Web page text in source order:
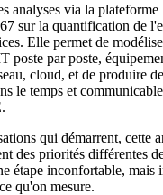
analyses via la
sur la quantification de
Elle permet de
poste par poste,
cloud, et de produire
le temps et
qui démarrent, cette
des priorités différentes
étape inconfortable, mais
qu'on mesure.